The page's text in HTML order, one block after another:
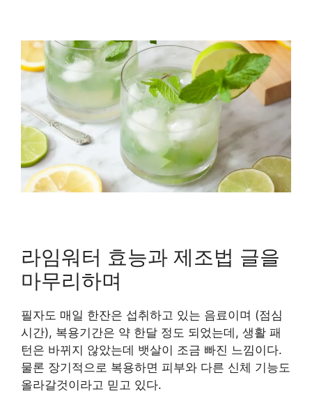
라임워터 효능과 제조법 글을
마무리하며
필자도 매일 한잔은 섭취하고 있는 음료이며 (점심
시간), 복용기간은 약 한달 정도 되었는데, 생활 패
턴은 바뀌지 않았는데 뱃살이 조금 빠진 느낌이다.
물론 장기적으로 복용하면 피부와 다른 신체 기능도
올라갈것이라고 믿고 있다.